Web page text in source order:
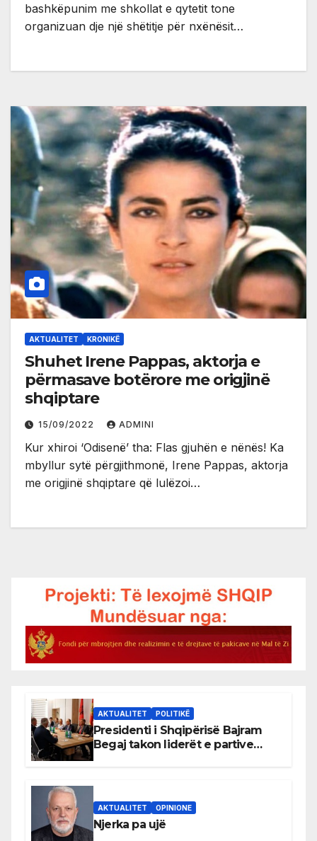
bashkëpunim me shkollat e qytetit tone
organizuan dje një shëtitje për nxënësit…
AKTUALITET KRONIKË
Shuhet Irene Pappas, aktorja e
përmasave botërore me origjinë
shqiptare
15/09/2022 ADMINI
Kur xhiroi ‘Odisenë’ tha: Flas gjuhën e nënës! Ka
mbyllur sytë përgjithmonë, Irene Pappas, aktorja
me origjinë shqiptare që lulëzoi…
AKTUALITET POLITIKË
Presidenti i Shqipërisë Bajram
Begaj takon liderët e partive
AKTUALITET OPINIONE
Njerka pa ujë